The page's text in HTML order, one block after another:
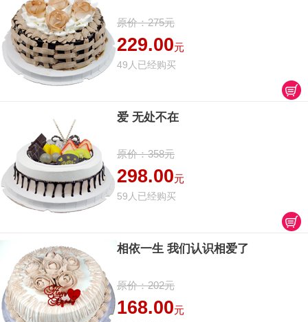
原价：275元
229.00元
49人已经购买
爱 无处不在
原价：358元
298.00元
59人已经购买
相依一生 我们认识相爱了
原价：202元
168.00元